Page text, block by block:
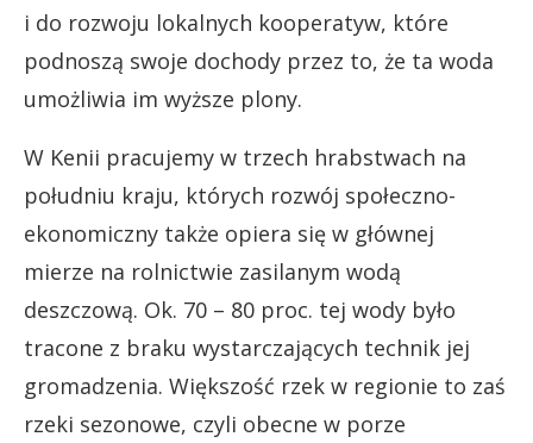
i do rozwoju lokalnych kooperatyw, które
podnoszą swoje dochody przez to, że ta woda
umożliwia im wyższe plony.
W Kenii pracujemy w trzech hrabstwach na
południu kraju, których rozwój społeczno-
ekonomiczny także opiera się w głównej
mierze na rolnictwie zasilanym wodą
deszczową. Ok. 70 – 80 proc. tej wody było
tracone z braku wystarczających technik jej
gromadzenia. Większość rzek w regionie to zaś
rzeki sezonowe, czyli obecne w porze